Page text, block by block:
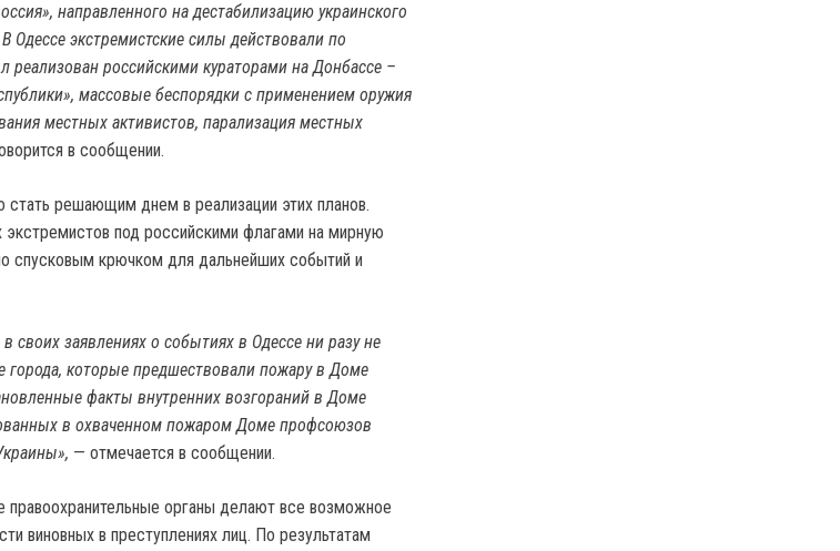
направленного на дестабилизацию украинского
Одессе экстремистские силы действовали по
российскими кураторами на Донбассе –
массовые беспорядки с применением оружия
местных активистов, парализация местных
в сообщении.
решающим днем в реализации этих планов.
под российскими флагами на мирную
спусковым крючком для дальнейших событий и
своих заявлениях о событиях в Одессе ни разу не
города, которые предшествовали пожару в Доме
факты внутренних возгораний в Доме
в охваченном пожаром Доме профсоюзов
— отмечается в сообщении.
правоохранительные органы делают все возможное
виновных в преступлениях лиц. По результатам